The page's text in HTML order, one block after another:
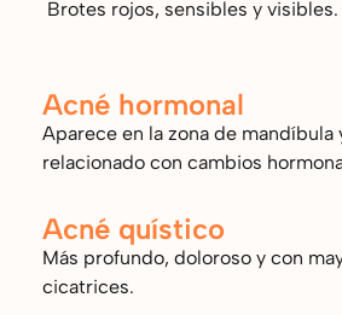
Brotes rojos, sensibles y visibles.
Acné hormonal
Aparece en la zona de mandíbula
relacionado con cambios
Acné quístico
Más profundo, doloroso y con
cicatrices.